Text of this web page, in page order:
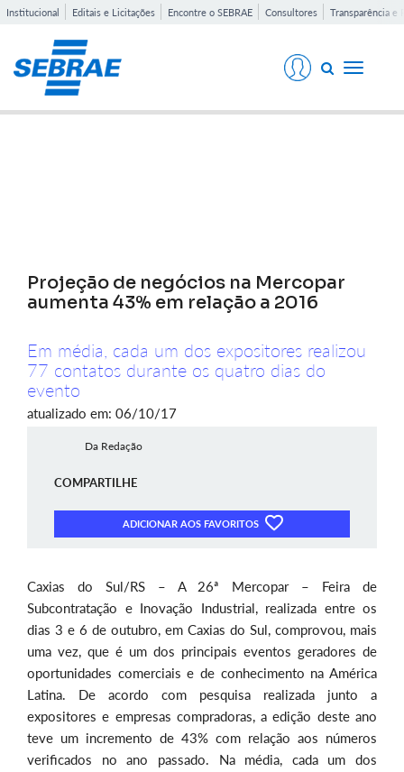
Institucional Editais e Licitações Encontre o SEBRAE Consultores Transparência e
Toggle
Projeção de negócios na Mercopar
aumenta 43% em relação a 2016
Em média, cada um dos expositores realizou
77 contatos durante os quatro dias do
evento
atualizado em: 06/10/17
Da Redação
COMPARTILHE
ADICIONAR AOS FAVORITOS
Caxias do Sul/RS – A 26ª Mercopar – Feira de
Subcontratação e Inovação Industrial, realizada entre os
dias 3 e 6 de outubro, em Caxias do Sul, comprovou, mais
uma vez, que é um dos principais eventos geradores de
oportunidades comerciais e de conhecimento na América
Latina. De acordo com pesquisa realizada junto a
expositores e empresas compradoras, a edição deste ano
teve um incremento de 43% com relação aos números
verificados no ano passado. Na média, cada um dos